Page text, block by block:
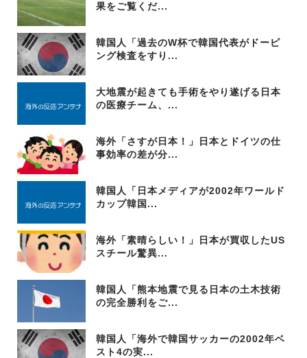
果をご覧くだ...
韓国人「過去のW杯で韓国代表がドーピ
ング検査をすり...
大地震が起きても手術をやり遂げる日本
の医療チーム、...
海外「さすが日本！」日本とドイツの仕
事効率の差が分...
韓国人「日本メディアが2002年ワールド
カップ韓国...
海外「素晴らしい！」日本が買収したUS
スチール驚異...
韓国人「熊本地震で見る日本の土木技術
の完全勝利をご...
韓国人「海外で韓国サッカーの2002年ベ
スト4の実...